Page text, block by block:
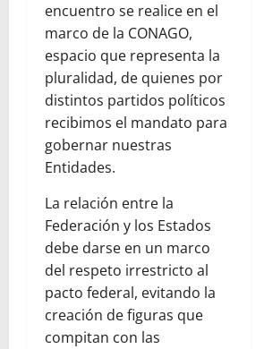
encuentro se realice en el
marco de la CONAGO,
espacio que representa la
pluralidad, de quienes por
distintos partidos políticos
recibimos el mandato para
gobernar nuestras
Entidades.
La relación entre la
Federación y los Estados
debe darse en un marco
del respeto irrestricto al
pacto federal, evitando la
creación de figuras que
compitan con las